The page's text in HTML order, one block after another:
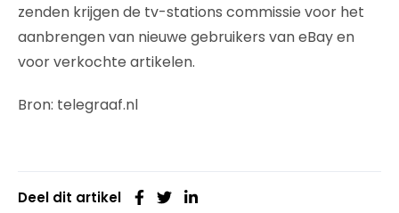
zenden krijgen de tv-stations commissie voor het
aanbrengen van nieuwe gebruikers van eBay en
voor verkochte artikelen.
Bron: telegraaf.nl
Deel dit artikel